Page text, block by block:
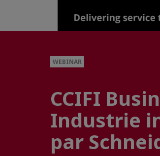
WEBINAR
CCIFI
Industrie
par